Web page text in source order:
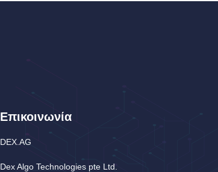
Επικοινωνία
DEX.AG
Dex Algo Technologies pte Ltd.